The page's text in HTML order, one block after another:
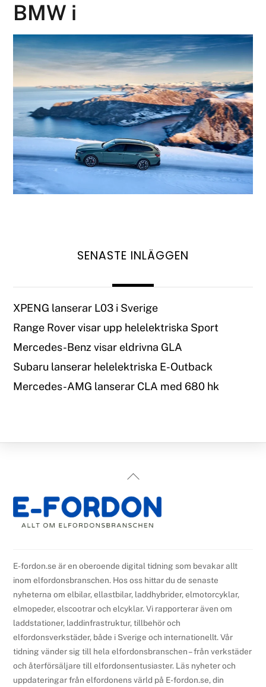
BMW i
SENASTE INLÄGGEN
XPENG lanserar L03 i Sverige
Range Rover visar upp helelektriska Sport
Mercedes-Benz visar eldrivna GLA
Subaru lanserar helelektriska E-Outback
Mercedes-AMG lanserar CLA med 680 hk
Back
Top
E-fordon.se är en oberoende digital tidning som bevakar allt
inom elfordonsbranschen. Hos oss hittar du de senaste
nyheterna om elbilar, ellastbilar, laddhybrider, elmotorcyklar,
elmopeder, elscootrar och elcyklar. Vi rapporterar även om
laddstationer, laddinfrastruktur, tillbehör och
elfordonsverkstäder, både i Sverige och internationellt. Vår
tidning vänder sig till hela elfordonsbranschen – från verkstäder
och återförsäljare till elfordonsentusiaster. Läs nyheter och
uppdateringar från elfordonens värld på E-fordon.se, din